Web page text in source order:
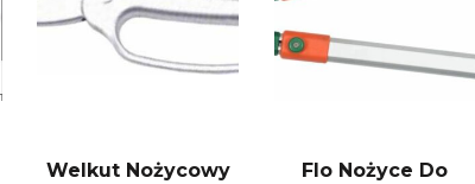
Welkut Nożycowy
Flo Nożyce Do